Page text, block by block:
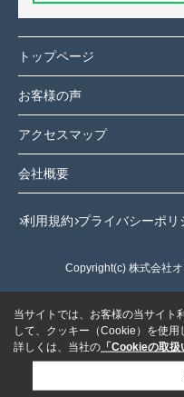
トップページ
お客様の声
アクセスマップ
会社概要
利用規約 プライバシーポリ
Copyright(c) 株式会社
当サイトでは、お客様の当サイト
して、クッキー（Cookie）を使用
詳しくは、当社の 「Cookieの取扱